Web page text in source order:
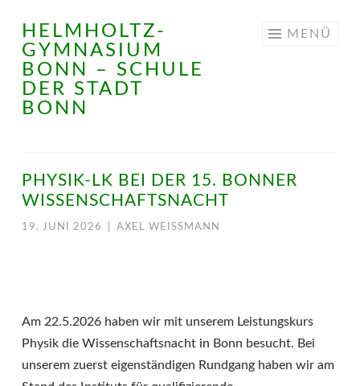
Springe
zum
Inhalt
HELMHOLTZ-
GYMNASIUM
BONN – SCHULE
DER STADT
BONN
MENÜ
PHYSIK-LK BEI DER 15. BONNER
WISSENSCHAFTSNACHT
19. JUNI 2026 AXEL WEISSMANN
Am 22.5.2026 haben wir mit unserem Leistungskurs
Physik die Wissenschaftsnacht in Bonn besucht. Bei
unserem zuerst eigenständigen Rundgang haben wir am